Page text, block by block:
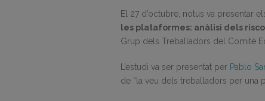
El 27 d’octubre, notus va presentar
les plataformes: anàlisi dels
Grup dels Treballadors del Comitè
L’estudi va ser presentat per Pablo
de “la veu dels treballadors per una